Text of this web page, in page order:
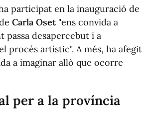
participat en la inauguració de
Carla Oset"ens convida a
desapercebut i a
artístic". A més, ha afegit
a imaginar allò que ocorre
per a la província